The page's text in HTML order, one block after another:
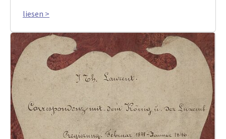
liesen >